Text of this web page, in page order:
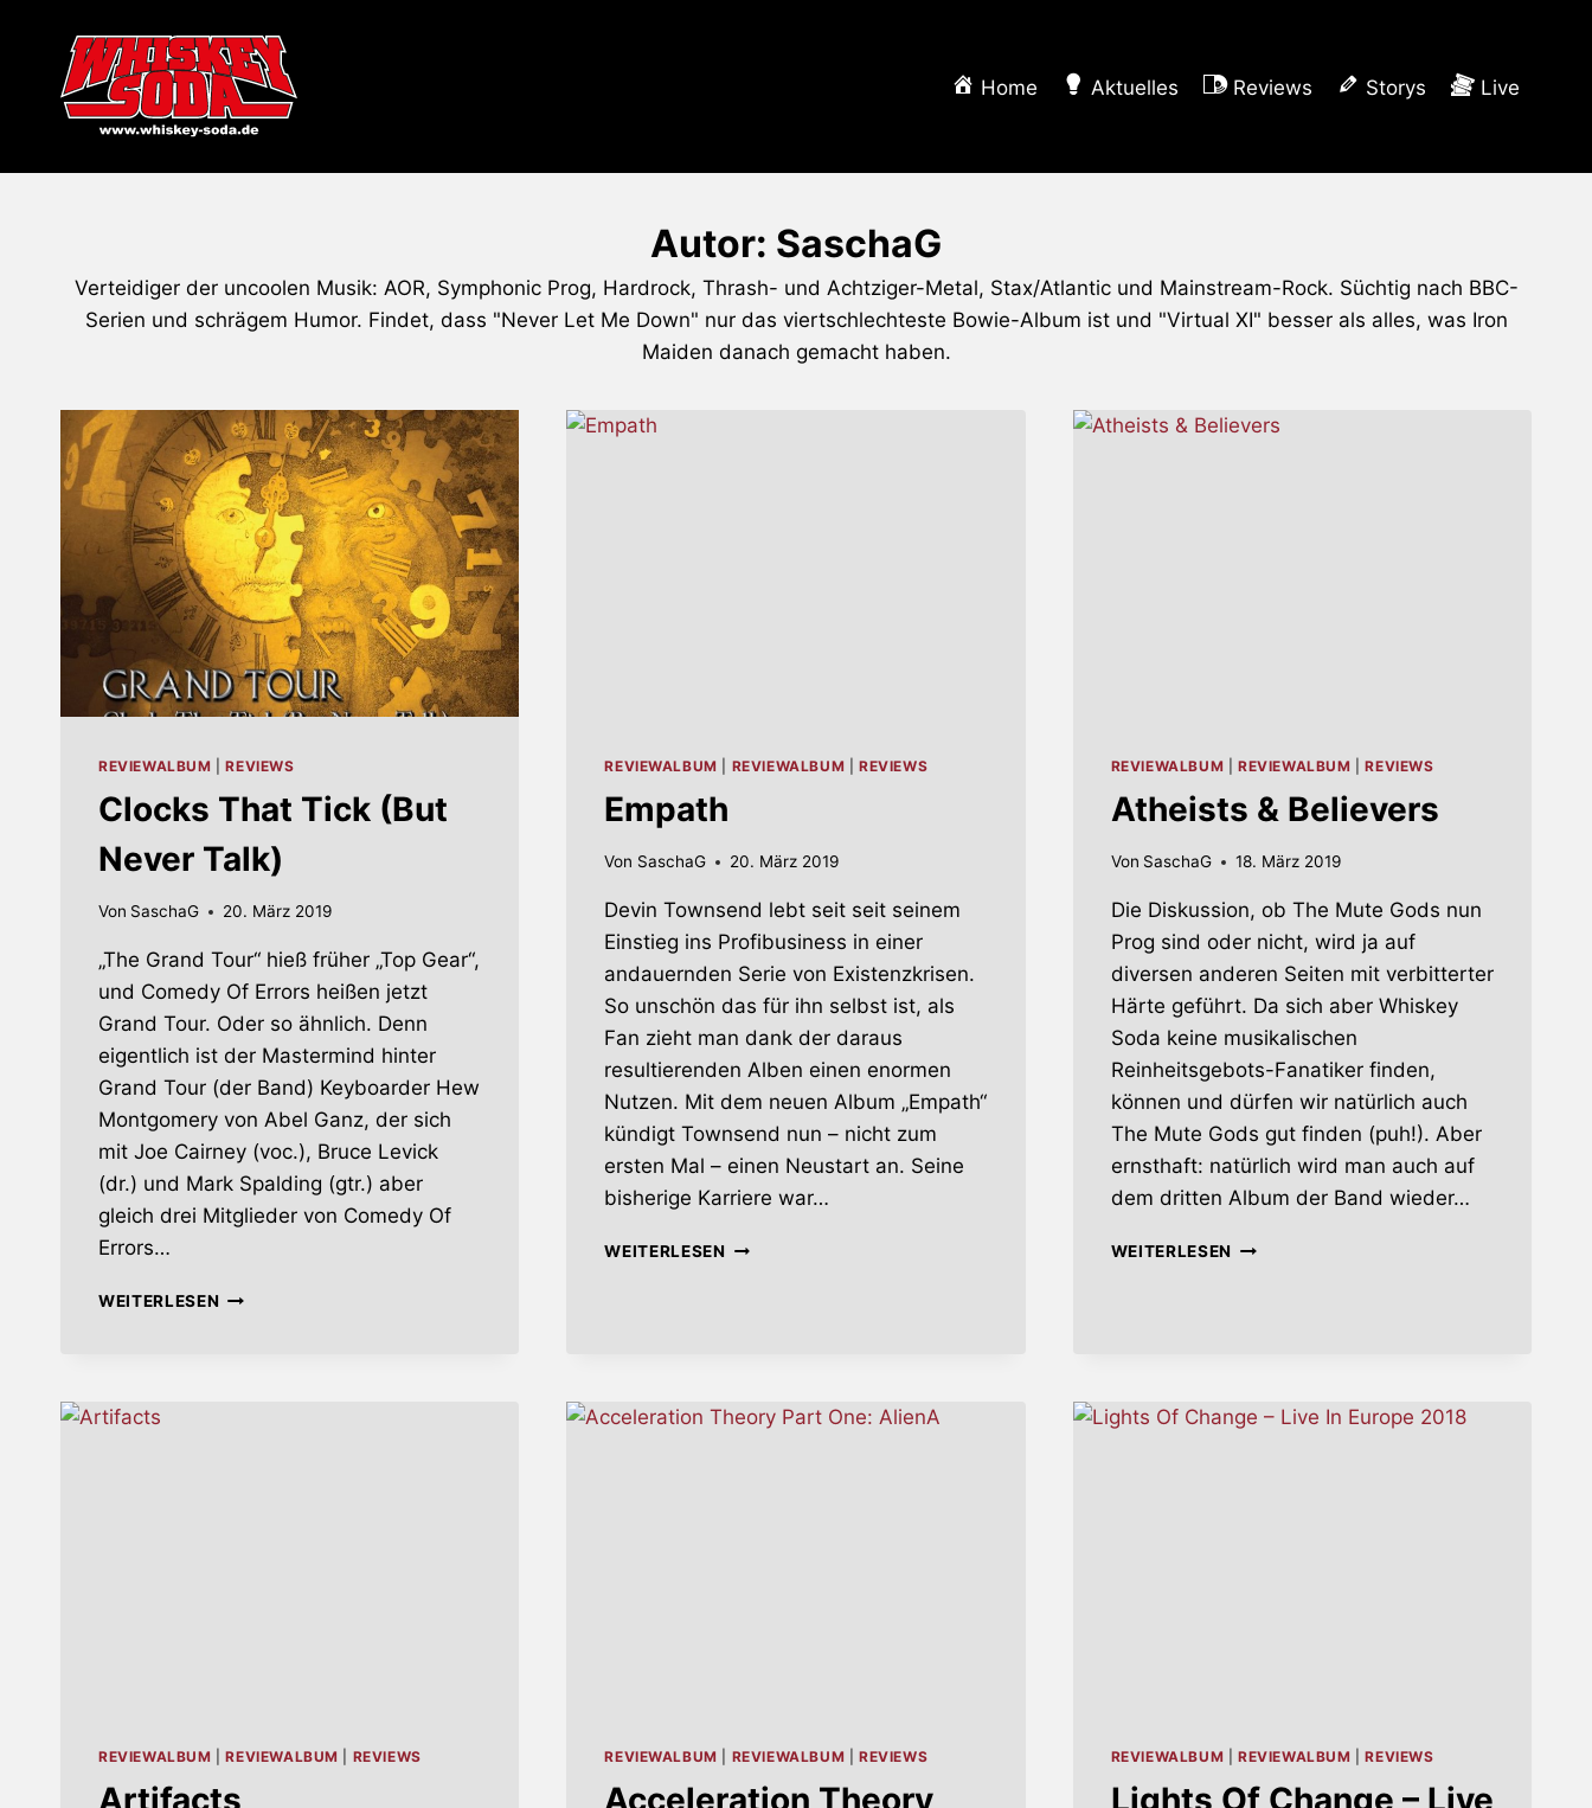
springen
Home Aktuelles Reviews Storys Live
Autor: SaschaG
Verteidiger der uncoolen Musik: AOR, Symphonic Prog, Hardrock, Thrash- und Achtziger-Metal, Stax/Atlantic und Mainstream-Rock. Süchtig nach BBC-
Serien und schrägem Humor. Findet, dass "Never Let Me Down" nur das viertschlechteste Bowie-Album ist und "Virtual XI" besser als alles, was Iron
Maiden danach gemacht haben.
REVIEWALBUM |REVIEWS
Clocks That Tick (But
Never Talk)
Von SaschaG 20. März 2019
„The Grand Tour“ hieß früher „Top Gear“,
und Comedy Of Errors heißen jetzt
Grand Tour. Oder so ähnlich. Denn
eigentlich ist der Mastermind hinter
Grand Tour (der Band) Keyboarder Hew
Montgomery von Abel Ganz, der sich
mit Joe Cairney (voc.), Bruce Levick
(dr.) und Mark Spalding (gtr.) aber
gleich drei Mitglieder von Comedy Of
Errors…
WEITERLESENCLOCKS
REVIEWALBUM REVIEWALBUM |REVIEWS
Empath
Von SaschaG 20. März 2019
Devin Townsend lebt seit seit seinem
Einstieg ins Profibusiness in einer
andauernden Serie von Existenzkrisen.
So unschön das für ihn selbst ist, als
Fan zieht man dank der daraus
resultierenden Alben einen enormen
Nutzen. Mit dem neuen Album „Empath“
kündigt Townsend nun – nicht zum
ersten Mal – einen Neustart an. Seine
bisherige Karriere war…
WEITERLESENEMPATH
REVIEWALBUM REVIEWALBUM |REVIEWS
Atheists & Believers
Von SaschaG 18. März 2019
Die Diskussion, ob The Mute Gods nun
Prog sind oder nicht, wird ja auf
diversen anderen Seiten mit verbitterter
Härte geführt. Da sich aber Whiskey
Soda keine musikalischen
Reinheitsgebots-Fanatiker finden,
können und dürfen wir natürlich auch
The Mute Gods gut finden (puh!). Aber
ernsthaft: natürlich wird man auch auf
dem dritten Album der Band wieder…
WEITERLESEN ATHEISTS
REVIEWALBUM |REVIEWALBUM REVIEWS REVIEWALBUM REVIEWALBUM |REVIEWS REVIEWALBUM REVIEWALBUM |REVIEWS